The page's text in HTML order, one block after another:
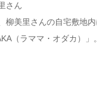
さん
柳美里さんの自宅敷地
（ラママ・オダカ）